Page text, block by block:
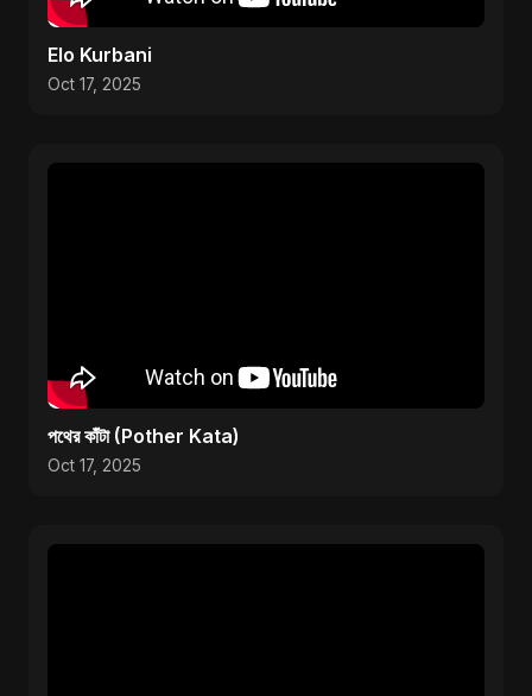
Elo Kurbani
Oct 17, 2025
পথের কাঁটা (Pother Kata)
Oct 17, 2025